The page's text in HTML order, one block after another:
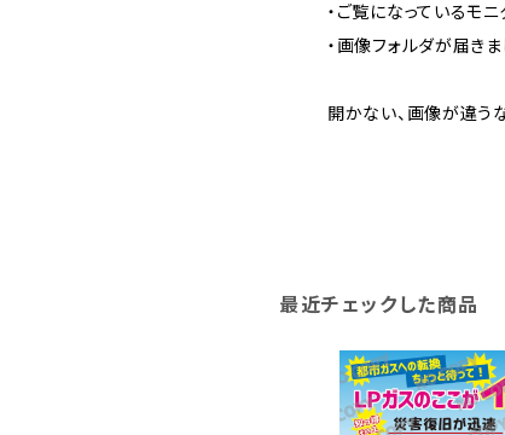
・ご覧になっているモ
・画像フォルダが届き
開かない、画像が違う
最近チェックした商品